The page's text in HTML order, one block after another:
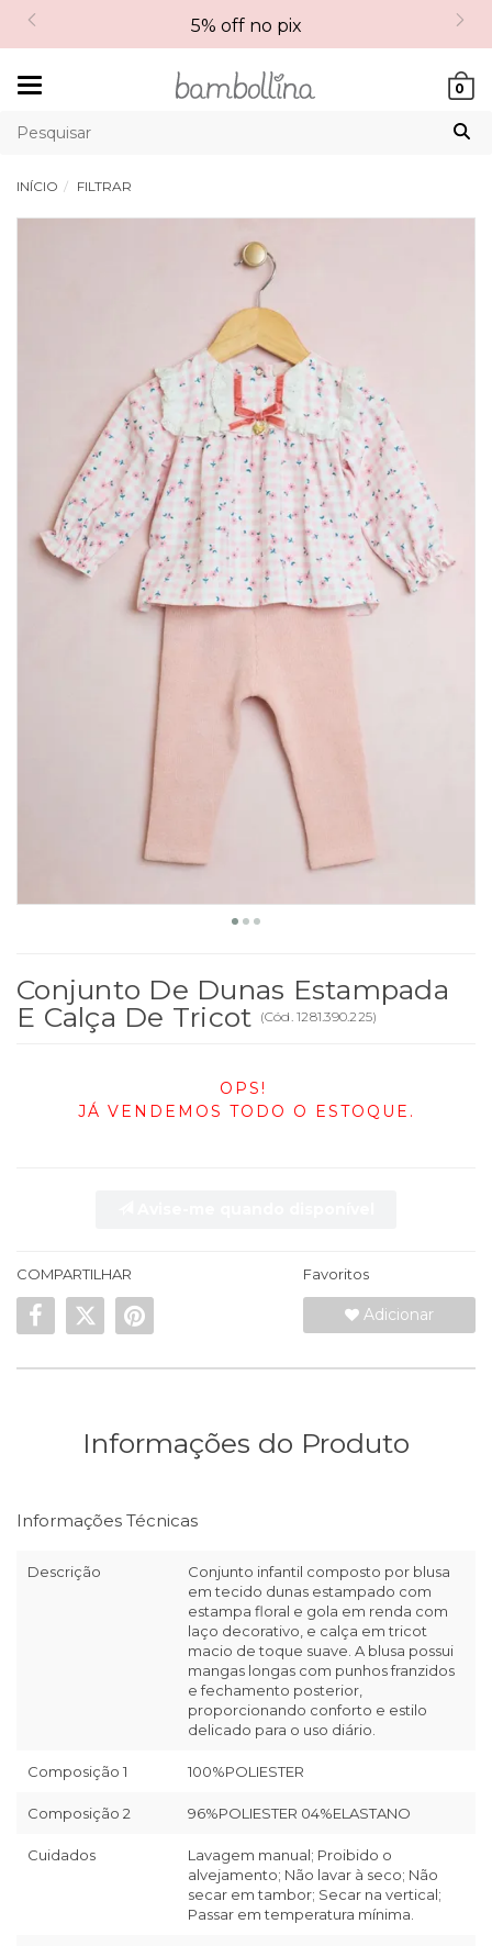
5% off no pix
0
INÍCIO FILTRAR
Conjunto De Dunas Estampada
E Calça De Tricot (Cód. 1281.390.225)
OPS!
JÁ VENDEMOS TODO O ESTOQUE.
COMPARTILHAR Favoritos
Adicionar
Informações do Produto
Informações Técnicas
Descrição
Conjunto infantil composto por blusa
em tecido dunas estampado com
estampa floral e gola em renda com
laço decorativo, e calça em tricot
macio de toque suave. A blusa possui
mangas longas com punhos franzidos
e fechamento posterior,
proporcionando conforto e estilo
delicado para o uso diário.
Composição 1 100%POLIESTER
Composição 2 96%POLIESTER 04%ELASTANO
Cuidados
Lavagem manual; Proibido o
alvejamento; Não lavar à seco; Não
secar em tambor; Secar na vertical;
Passar em temperatura mínima.